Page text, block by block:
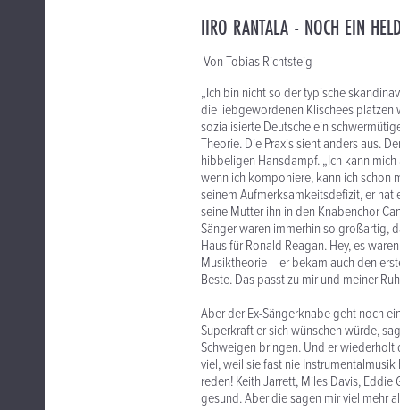
IIRO RANTALA - NOCH EIN
Von Tobias Richtsteig
„Ich bin nicht so der typische
die liebgewordenen Klischees platzen
sozialisierte Deutsche ein
Theorie. Die Praxis sieht anders aus.
hibbeligen Hansdampf. „Ich kann
wenn ich komponiere, kann ich schon
seinem Aufmerksamkeitsdefizit, er
seine Mutter ihn in den Knabenchor
Sänger waren immerhin so großartig,
Haus für Ronald Reagan. Hey, es
Musiktheorie – er bekam auch den
Beste. Das passt zu mir und meiner
Aber der Ex-Sängerknabe geht noch
Superkraft er sich wünschen würde,
Schweigen bringen. Und er wiederholt
viel, weil sie fast nie
reden! Keith Jarrett, Miles Davis,
gesund. Aber die sagen mir viel mehr